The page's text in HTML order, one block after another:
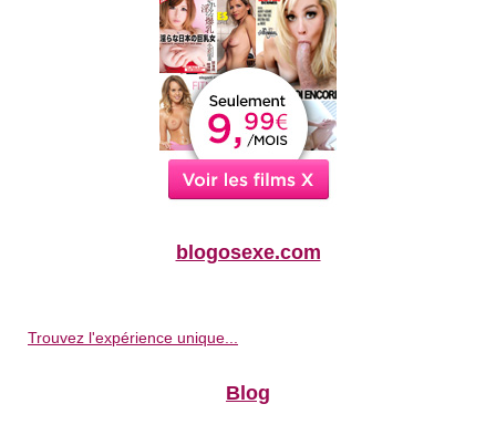
blogosexe.com
Trouvez l'expérience unique...
Blog